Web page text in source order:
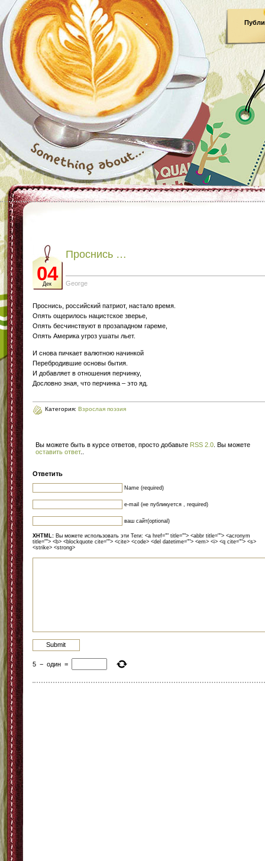
04
Дек
Проснись …
George
Проснись, российский патриот, настало время.
Опять ощерилось нацистское зверье,
Опять бесчинствуют в прозападном гареме,
Опять Америка угроз ушаты льет.
И снова пичкает валютною начинкой
Перебродившие основы бытия.
И добавляет в отношения перчинку,
Дословно зная, что перчинка – это яд.
Категория: Взрослая поэзия
Вы можете быть в курсе ответов, просто добавьте RSS 2.0 . Вы можете
оставить ответ.
Ответить
Name (required)
e-mail (не публикуется , required)
ваш сайт(optional)
XHTML: Вы можете использовать эти Теги: <a href="" title=""> <abbr title=""> <acronym
title=""> <b> <blockquote cite=""> <cite> <code> <del datetime=""> <em> <i> <q cite=""> <s>
<strike> <strong>
5 − один =